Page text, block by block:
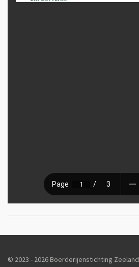
© 2023 - 2026 Boerderijenstichting Zeeland